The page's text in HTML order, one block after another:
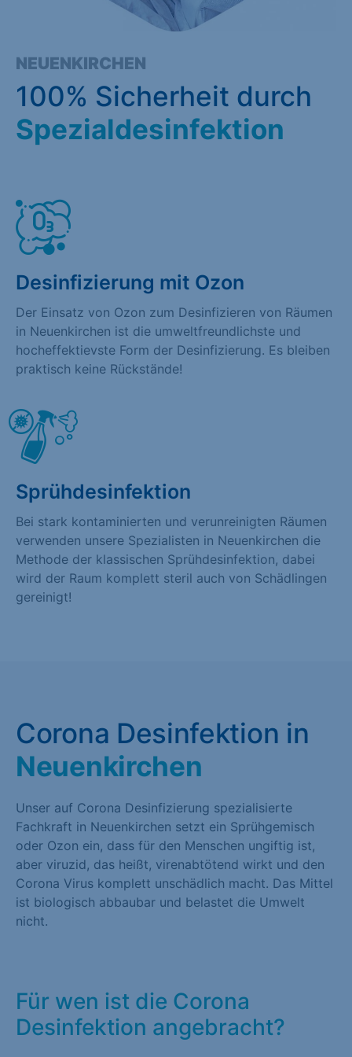
NEUENKIRCHEN
100% Sicherheit durch
Spezialdesinfektion
Desinfizierung mit Ozon
Der Einsatz von Ozon zum Desinfizieren von Räumen
in Neuenkirchen ist die umweltfreundlichste und
hocheffektievste Form der Desinfizierung. Es bleiben
praktisch keine Rückstände!
Sprühdesinfektion
Bei stark kontaminierten und verunreinigten Räumen
verwenden unsere Spezialisten in Neuenkirchen die
Methode der klassischen Sprühdesinfektion, dabei
wird der Raum komplett steril auch von Schädlingen
gereinigt!
Corona Desinfektion in
Neuenkirchen
Unser auf Corona Desinfizierung spezialisierte
Fachkraft in Neuenkirchen setzt ein Sprühgemisch
oder Ozon ein, dass für den Menschen ungiftig ist,
aber viruzid, das heißt, virenabtötend wirkt und den
Corona Virus komplett unschädlich macht. Das Mittel
ist biologisch abbaubar und belastet die Umwelt
nicht.
Für wen ist die Corona
Desinfektion angebracht?